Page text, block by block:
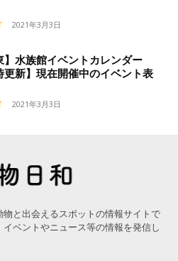
2021年3月3日
】水族館イベントカレンダー
更新】現在開催中のイベント表
2021年3月3日
と出会えるスポットの情報サイトで
ベントやニュース等の情報を発信し